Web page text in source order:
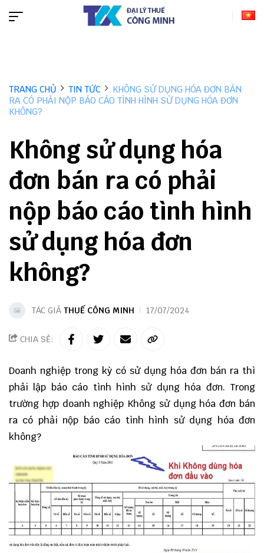
TRANG CHỦ TIN TỨC
KHÔNG SỬ DỤNG HÓA ĐƠN BÁN
RA CÓ PHẢI NỘP BÁO CÁO TÌNH HÌNH SỬ DỤNG HÓA ĐƠN
KHÔNG?
Không sử dụng hóa
đơn bán ra có phải
nộp báo cáo tình hình
sử dụng hóa đơn
không?
TÁC GIẢ THUẾ CÔNG MINH 17/07/2024
CHIA SẺ:
Doanh nghiệp trong kỳ có sử dụng hóa đơn bán ra thì
phải lập báo cáo tình hình sử dụng hóa đơn. Trong
trường hợp doanh nghiệp Không sử dụng hóa đơn bán
ra có phải nộp báo cáo tình hình sử dụng hóa đơn
không?